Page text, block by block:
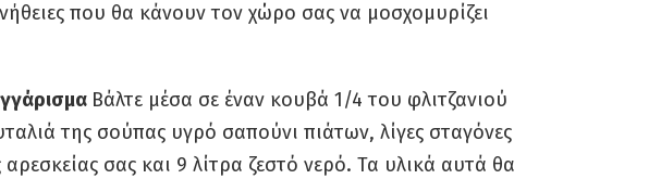
που θα κάνουν τον χώρο σας να μοσχομυρίζει
Βάλτε μέσα σε έναν κουβά 1/4 του φλιτζανιού
της σούπας υγρό σαπούνι πιάτων, λίγες σταγόνες
αρεσκείας σας και 9 λίτρα ζεστό νερό. Τα υλικά αυτά θα